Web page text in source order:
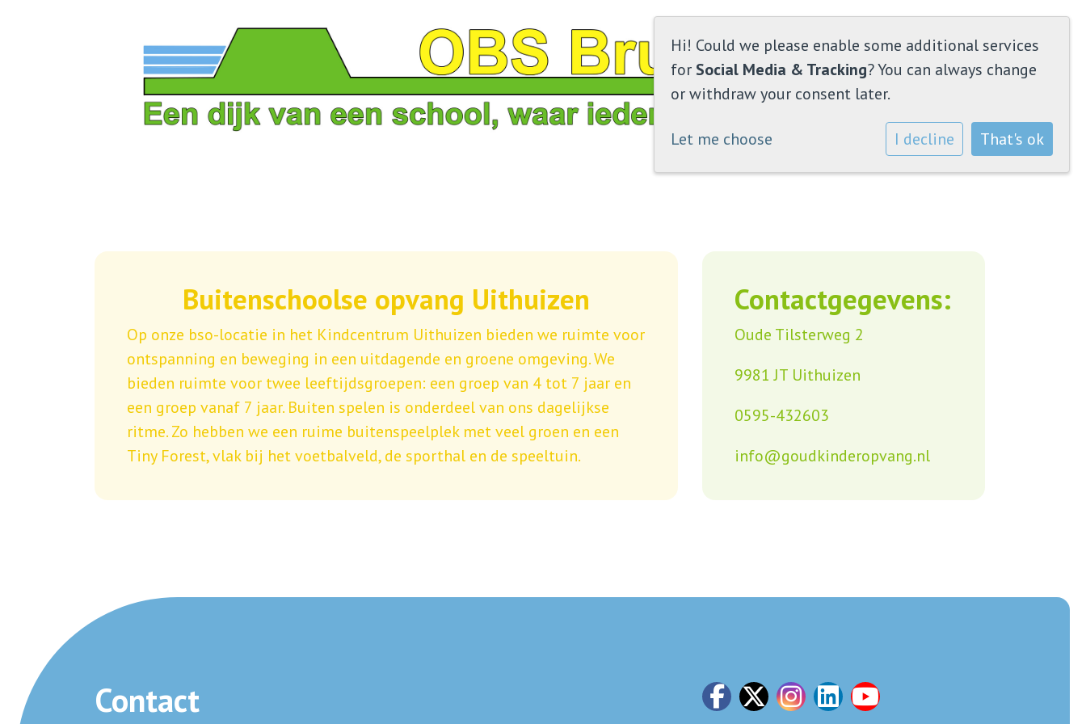
Ouders en school
Buitenschoolse opvang Uithuizen
Op onze bso-locatie in het Kindcentrum Uithuizen bieden we ruimte voor
ontspanning en beweging in een uitdagende en groene omgeving. We
bieden ruimte voor twee leeftijdsgroepen: een groep van 4 tot 7 jaar en
een groep vanaf 7 jaar. Buiten spelen is onderdeel van ons dagelijkse
ritme. Zo hebben we een ruime buitenspeelplek met veel groen en een
Tiny Forest, vlak bij het voetbalveld, de sporthal en de speeltuin.
Contactgegevens:
Oude Tilsterweg 2
9981 JT Uithuizen
0595-432603
info@goudkinderopvang.nl
Contact
Hi! Could we please enable some additional services
for Social Media & Tracking? You can always change
or withdraw your consent later.
Let me choose I decline That's ok